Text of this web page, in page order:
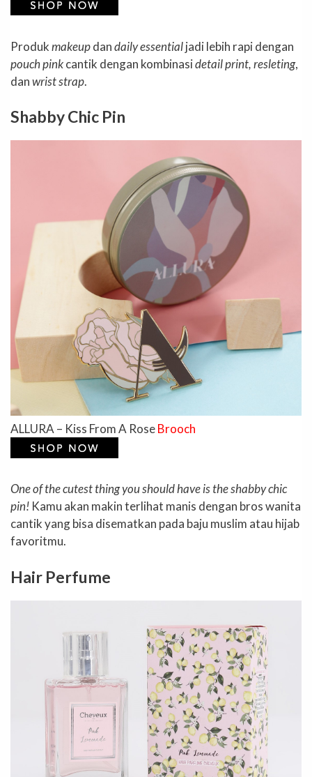
Produkmakeupdandaily essentialjadi lebih rapi dengan
pouch pinkcantik dengan kombinasidetail print, resleting,
danwrist strap.
Shabby Chic Pin
ALLURA – Kiss From A RoseBrooch
One of the cutest thing you should have is the shabby chic
pin! Kamu akan makin terlihat manis dengan bros wanita
cantik yang bisa disematkan pada baju muslim atau hijab
favoritmu.
Hair Perfume